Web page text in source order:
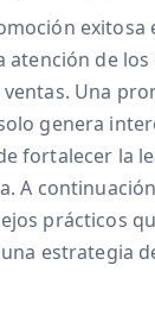
exitosa
atención de los
Una
genera
fortalecer la
A
prácticos
estrategia